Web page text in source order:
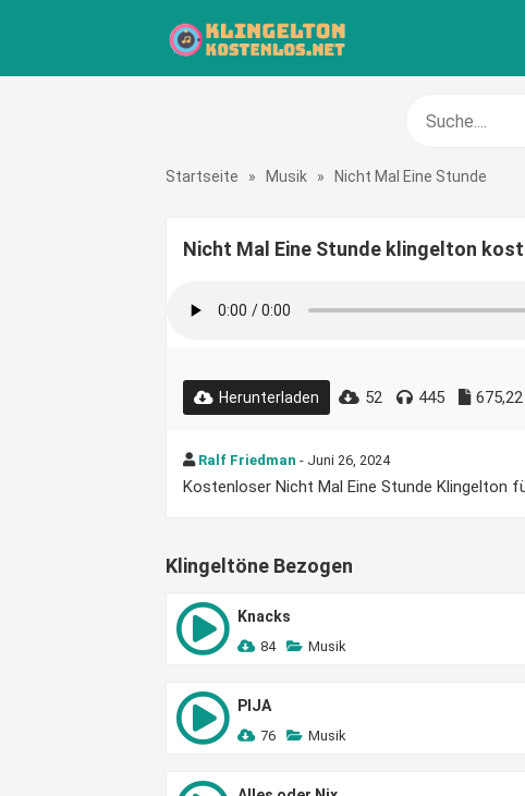
Startseite » Musik » Nicht Mal Eine Stunde
Nicht Mal Eine Stunde klingelton
Herunterladen 52 445
Ralf Friedman - Juni 26, 2024
Kostenloser Nicht Mal Eine Stunde Klingelton
Klingeltöne Bezogen
Knacks
84 Musik
PIJA
76 Musik